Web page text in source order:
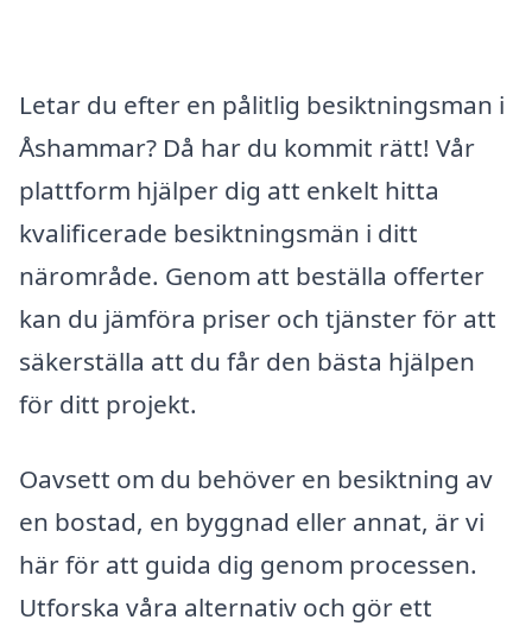
Letar du efter en pålitlig besiktningsman i
Åshammar? Då har du kommit rätt! Vår
plattform hjälper dig att enkelt hitta
kvalificerade besiktningsmän i ditt
närområde. Genom att beställa offerter
kan du jämföra priser och tjänster för att
säkerställa att du får den bästa hjälpen
för ditt projekt.
Oavsett om du behöver en besiktning av
en bostad, en byggnad eller annat, är vi
här för att guida dig genom processen.
Utforska våra alternativ och gör ett